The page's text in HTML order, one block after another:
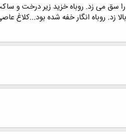
را سق می زد. روباه خزید زیر درخت
روباه انگار خفه شده بود...کلاغ